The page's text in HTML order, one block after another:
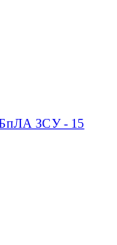
БпЛА ЗСУ - 15